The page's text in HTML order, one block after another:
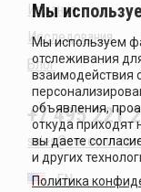
Издания
Исследования
Блог
+7 495 221
EN
Политика